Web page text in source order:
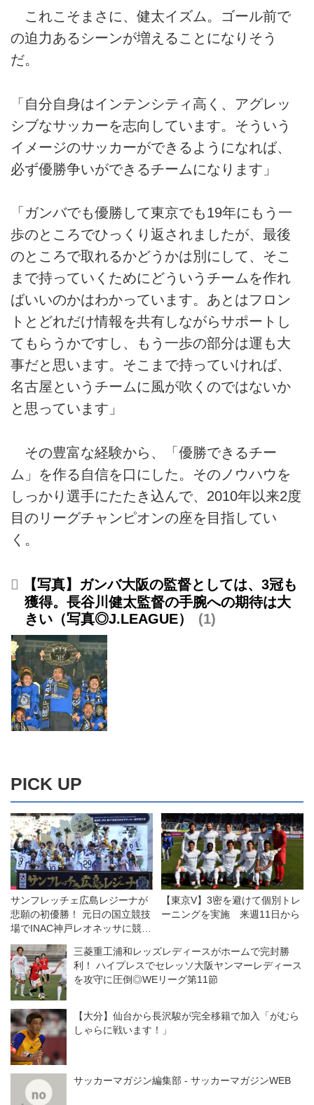
これこそまさに、健太イズム。ゴール前で
の迫力あるシーンが増えることになりそう
だ。
「自分自身はインテンシティ高く、アグレッ
シブなサッカーを志向しています。そういう
イメージのサッカーができるようになれば、
必ず優勝争いができるチームになります」
「ガンバでも優勝して東京でも19年にもう一
歩のところでひっくり返されましたが、最後
のところで取れるかどうかは別にして、そこ
まで持っていくためにどういうチームを作れ
ばいいのかはわかっています。あとはフロン
トとどれだけ情報を共有しながらサポートし
てもらうかですし、もう一歩の部分は運も大
事だと思います。そこまで持っていければ、
名古屋というチームに風が吹くのではないか
と思っています」
その豊富な経験から、「優勝できるチー
ム」を作る自信を口にした。そのノウハウを
しっかり選手にたたき込んで、2010年以来2度
目のリーグチャンピオンの座を目指してい
く。
【写真】ガンバ大阪の監督としては、3冠も
獲得。長谷川健太監督の手腕への期待は大
きい（写真◎J.LEAGUE）
1
PICK UP
サンフレッチェ広島レジーナが
悲願の初優勝！ 元日の国立競技
場でINAC神戸レオネッサに競り
勝つ◎皇后杯決勝
【東京V】3密を避けて個別トレ
ーニングを実施 来週11日から
三菱重工浦和レッズレディースがホームで完封勝
利！ ハイプレスでセレッソ大阪ヤンマーレディース
を攻守に圧倒◎WEリーグ第11節
【大分】仙台から長沢駿が完全移籍で加入「がむら
しゃらに戦います！」
サッカーマガジン編集部 - サッカーマガジンWEB